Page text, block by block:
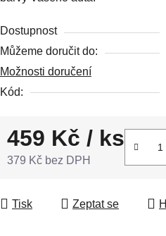
Dostupnost
Můžeme doručit do:
Možnosti doručení
Kód:
459 Kč / ks
379 Kč bez DPH
Tisk Zeptat se